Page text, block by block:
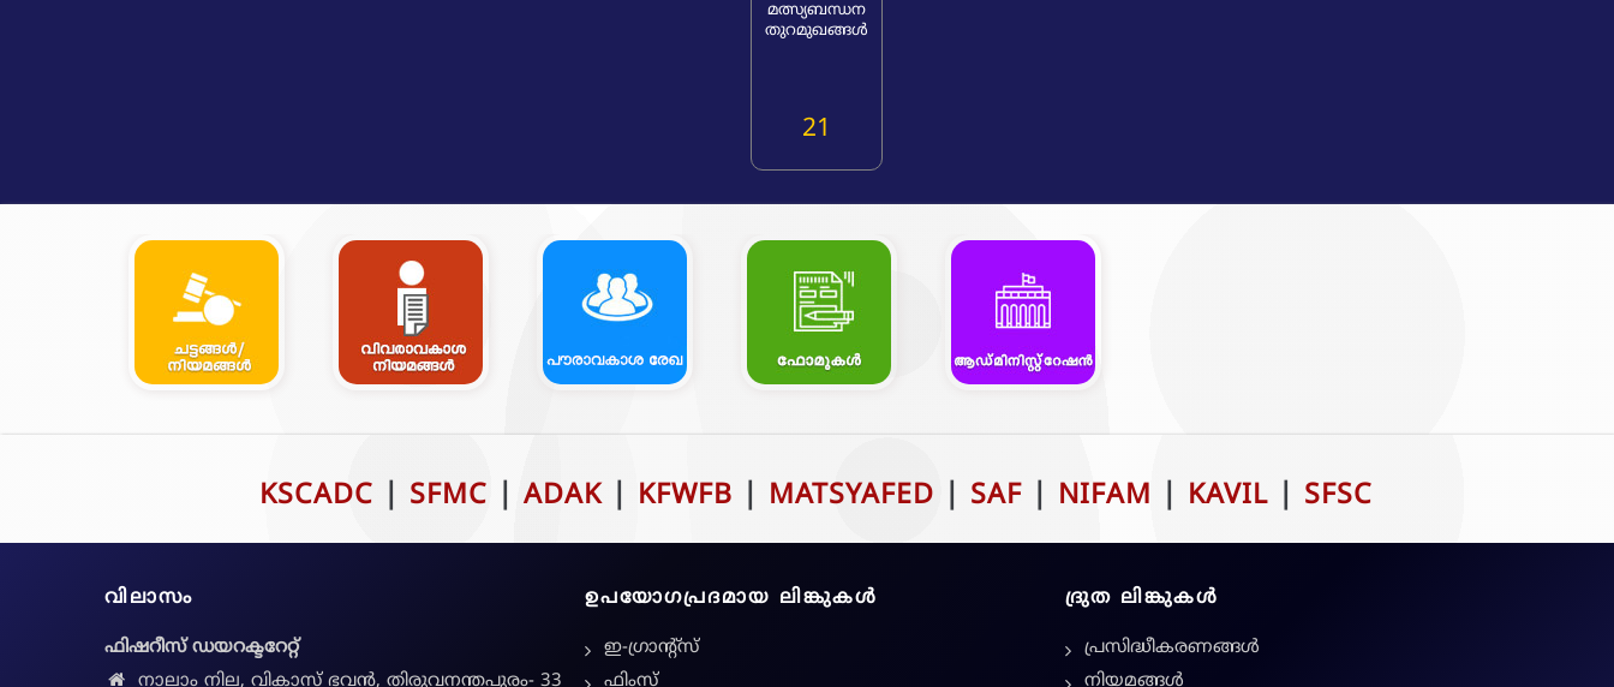
മത്സ്യബന്ധന
തുറമുഖങ്ങൾ
21
KSCADC SFMC ADAK| KFWFB MATSYAFED SAF NIFAM KAVIL SFSC
വിലാസം
ഫിഷറീസ് ഡയറക്ടറേറ്റ്
നാലാം നില, വികാസ് ഭവൻ, തിരുവനന്തപുരം- 33
ഉപയോഗപ്രദമായ ലിങ്കുകൾ
ഇ-ഗ്രാന്റ്സ്
ഫിംസ്
ദ്രുത ലിങ്കുകൾ
പ്രസിദ്ധീകരണങ്ങൾ
നിയമങ്ങള്‍